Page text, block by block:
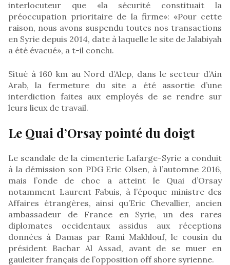
interlocuteur que «la sécurité constituait la
préoccupation prioritaire de la firme»: «Pour cette
raison, nous avons suspendu toutes nos transactions
en Syrie depuis 2014, date à laquelle le site de Jalabiyah
a été évacué», a t-il conclu.
Situé à 160 km au Nord d’Alep, dans le secteur d’Ain
Arab, la fermeture du site a été assortie d’une
interdiction faites aux employés de se rendre sur
leurs lieux de travail.
Le Quai d’Orsay pointé du doigt
Le scandale de la cimenterie Lafarge-Syrie a conduit
à la démission son PDG Eric Olsen, à l’automne 2016,
mais l’onde de choc a atteint le Quai d’Orsay
notamment Laurent Fabuis, à l’époque ministre des
Affaires étrangères, ainsi qu’Eric Chevallier, ancien
ambassadeur de France en Syrie, un des rares
diplomates occidentaux assidus aux réceptions
données à Damas par Rami Makhlouf, le cousin du
président Bachar Al Assad, avant de se muer en
gauleiter français de l’opposition off shore syrienne.